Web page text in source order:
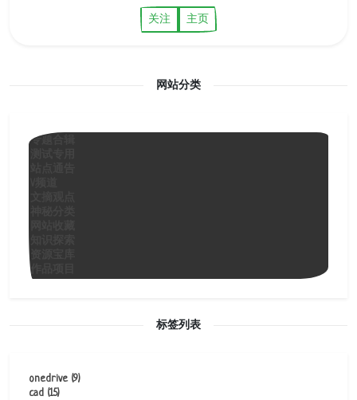
关注 主页
网站分类
专题合辑
作品项目
标签列表
onedrive(9)
cad (15)